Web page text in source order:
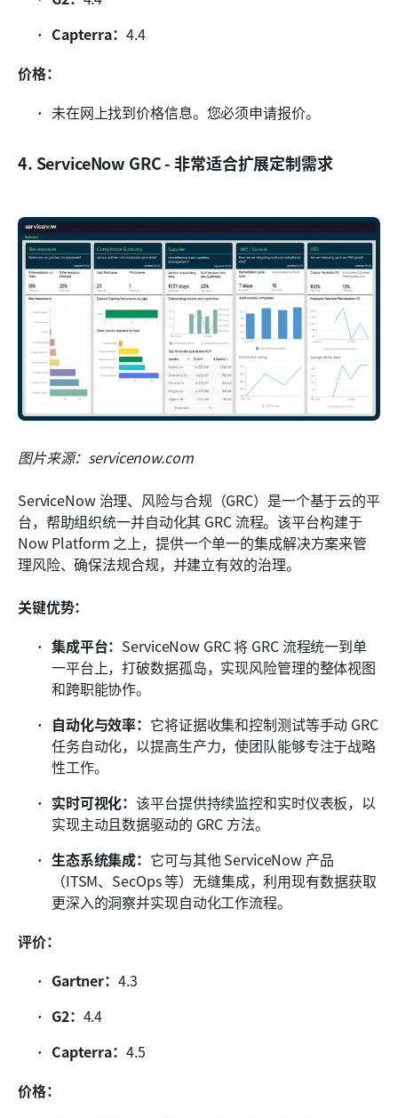
Capterra： 4.4
价格：
未在网上找到价格信息。您必须申请报价。
4. ServiceNow GRC - 非常适合扩展定制需求
图片来源：servicenow.com
ServiceNow 治理、风险与合规（GRC）是一个基于云的平
台，帮助组织统一并自动化其 GRC 流程。该平台构建于
Now Platform 之上，提供一个单一的集成解决方案来管
理风险、确保法规合规，并建立有效的治理。
关键优势：
集成平台： ServiceNow GRC 将 GRC 流程统一到单
一平台上，打破数据孤岛，实现风险管理的整体视图
和跨职能协作。
自动化与效率： 它将证据收集和控制测试等手动 GRC
任务自动化，以提高生产力，使团队能够专注于战略
性工作。
实时可视化：该平台提供持续监控和实时仪表板，以
实现主动且数据驱动的 GRC 方法。
生态系统集成： 它可与其他 ServiceNow 产品
（ITSM、SecOps 等）无缝集成，利用现有数据获取
更深入的洞察并实现自动化工作流程。
评价：
Gartner： 4.3
G2： 4.4
Capterra： 4.5
价格：